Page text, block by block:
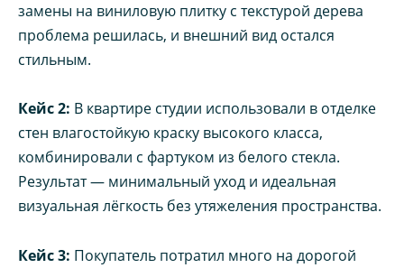
замены на виниловую плитку с текстурой дерева
проблема решилась, и внешний вид остался
стильным.
Кейс 2: В квартире студии использовали в отделке
стен влагостойкую краску высокого класса,
комбинировали с фартуком из белого стекла.
Результат — минимальный уход и идеальная
визуальная лёгкость без утяжеления пространства.
Кейс 3: Покупатель потратил много на дорогой